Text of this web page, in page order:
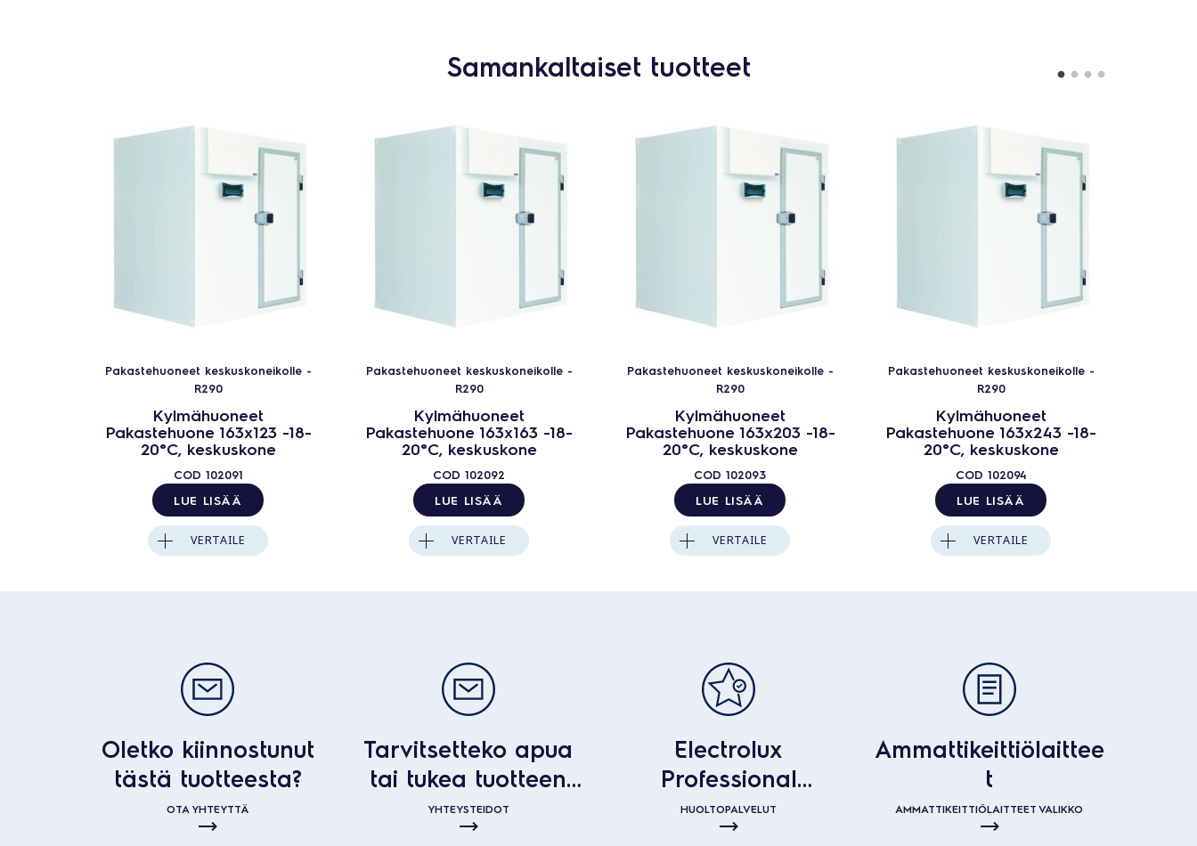
Samankaltaiset tuotteet
Pakastehuoneet keskuskoneikolle -
R290
Kylmähuoneet
Pakastehuone 163x123 -18-
20°C, keskuskone
COD 102091
LUE LISÄÄ
VERTAILE
Pakastehuoneet keskuskoneikolle -
R290
Kylmähuoneet
Pakastehuone 163x163 -18-
20°C, keskuskone
COD 102092
LUE LISÄÄ
VERTAILE
Pakastehuoneet keskuskoneikolle -
R290
Kylmähuoneet
Pakastehuone 163x203 -18-
20°C, keskuskone
COD 102093
LUE LISÄÄ
VERTAILE
Pakastehuoneet keskuskoneikolle -
R290
Kylmähuoneet
Pakastehuone 163x243 -18-
20°C, keskuskone
COD 102094
LUE LISÄÄ
VERTAILE
Oletko kiinnostunut
tästä tuotteesta?
OTA YHTEYTTÄ
Tarvitsetteko apua
tai tukea tuotteen
kanssa?
YHTEYSTEIDOT
Electrolux
Professional
huoltopalvelut
HUOLTOPALVELUT
Ammattikeittiölaittee
t
AMMATTIKEITTIÖLAITTEET VALIKKO